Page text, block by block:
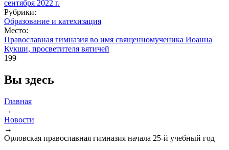
Рубрики:
Образование и катехизация
Место:
Православная гимназия во имя священномученика Иоанна
Кукши, просветителя вятичей
199
Вы здесь
Главная
→
Новости
→
Орловская православная гимназия начала 25-й учебный год